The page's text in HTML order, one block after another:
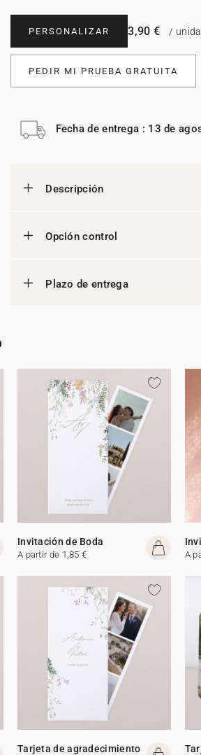
PERSONALIZAR 3,90 € /
PEDIR MI PRUEBA GRATUITA
Fecha de entrega : 13 de
Descripción
Opción control
Plazo de entrega
Invitación de Boda
A partir de 1,85 € A
Tarjeta de agradecimiento